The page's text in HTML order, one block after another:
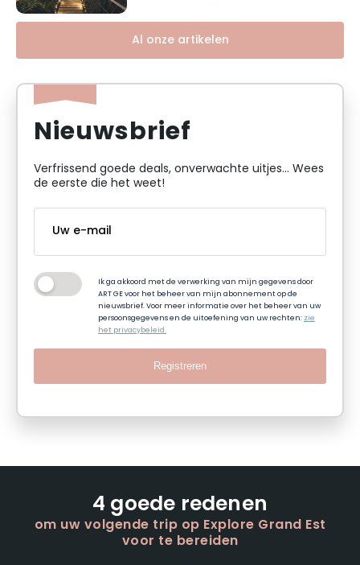
Al onze artikelen
Nieuwsbrief
Verfrissend goede deals, onverwachte uitjes... Wees
de eerste die het weet!
Ik ga akkoord met de verwerking van mijn gegevens door
ART GE voor het beheer van mijn abonnement op de
nieuwsbrief. Voor meer informatie over het beheer van uw
persoonsgegevens en de uitoefening van uw rechten: zie
het privacybeleid.
Registreren
4 goede redenen
om uw volgende trip op Explore Grand Est
voor te bereiden